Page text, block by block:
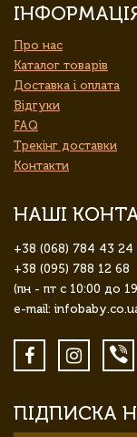
Про нас
Каталог товарів
Доставка і оплата
Відгуки
FAQ
Трекінг доставки
Контакти
НАШІ
+38 (068) 784 43 24
+38 (095) 788 12 68
(пн - пт с 10:00 до
e-mail:
ПІДПИСКА